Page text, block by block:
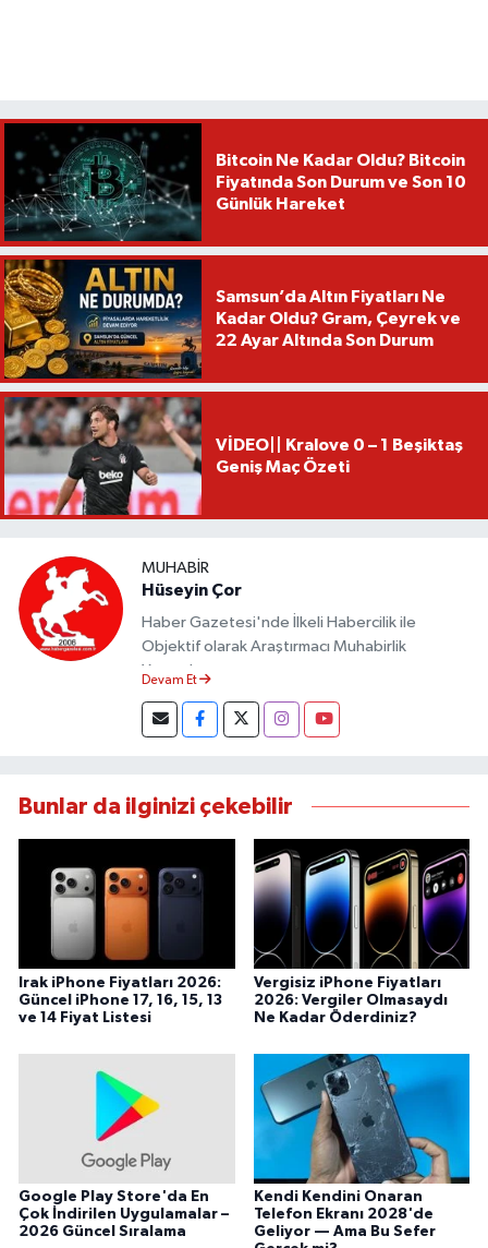
Bitcoin Ne Kadar Oldu? Bitcoin
Fiyatında Son Durum ve Son 10
Günlük Hareket
Samsun’da Altın Fiyatları Ne
Kadar Oldu? Gram, Çeyrek ve
22 Ayar Altında Son Durum
VİDEO|| Kralove 0 – 1 Beşiktaş
Geniş Maç Özeti
MUHABIR
Hüseyin Çor
Haber Gazetesi'nde İlkeli Habercilik ile
Objektif olarak Araştırmacı Muhabirlik
Yapmaktayım.
Devam Et
Bunlar da ilginizi çekebilir
Irak iPhone Fiyatları 2026:
Güncel iPhone 17, 16, 15, 13
ve 14 Fiyat Listesi
Vergisiz iPhone Fiyatları
2026: Vergiler Olmasaydı
Ne Kadar Öderdiniz?
Google Play Store'da En
Çok İndirilen Uygulamalar –
2026 Güncel Sıralama
Kendi Kendini Onaran
Telefon Ekranı 2028'de
Geliyor — Ama Bu Sefer